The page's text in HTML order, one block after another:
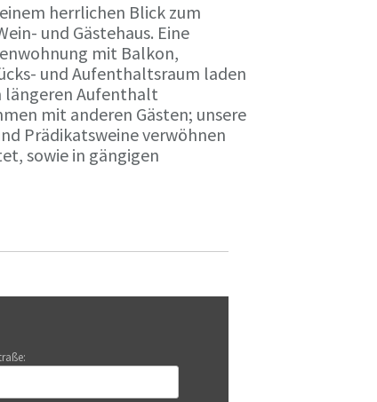
herrlichen Blick zum
und Gästehaus. Eine
mit Balkon,
und Aufenthaltsraum laden
längeren Aufenthalt
mit anderen Gästen; unsere
Prädikatsweine verwöhnen
sowie in gängigen